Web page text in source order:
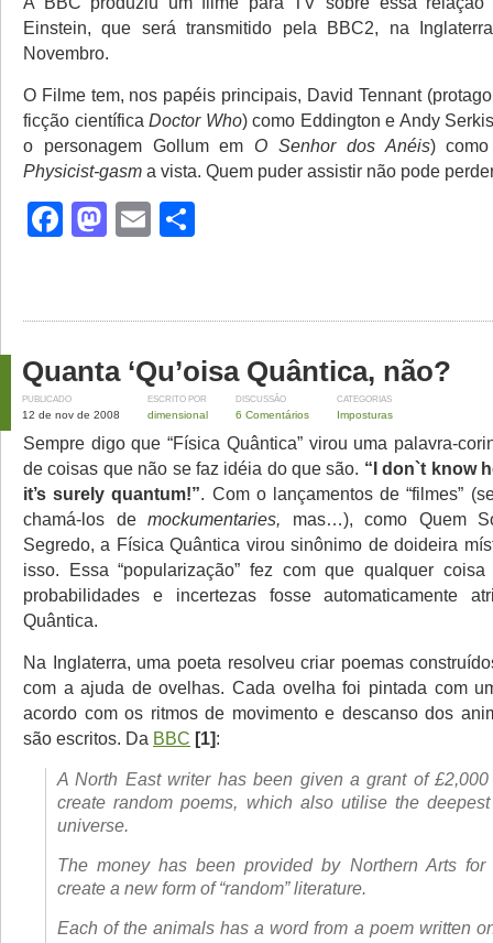
Einstein, que será transmitido pela BBC2, na
Novembro.
O Filme tem, nos papéis principais, David Tennant
ficção científica Doctor Who) como Eddington e Andy
o personagem Gollum em O Senhor dos Anéis)
Physicist-gasm a vista. Quem puder assistir não pode
Facebook
Mastodon
Email
Quanta ‘Qu’oisa Quântica, não?
PUBLICADO
12 de nov de 2008
ESCRITO POR
dimensional
DISCUSSÃO
6 Comentários
CATEGORIAS
Imposturas
Sempre digo que “Física Quântica” virou uma palavra-
de coisas que não se faz idéia do que são. “I don`t know
it’s surely quantum!”. Com o lançamentos de “filmes”
chamá-los demockumentaries, mas…), como Quem
Segredo, a Física Quântica virou sinônimo de doideira
isso. Essa “popularização” fez com que qualquer
probabilidades e incertezas fosse automaticamente
Quântica.
Na Inglaterra, uma poeta resolveu criar poemas
com a ajuda de ovelhas. Cada ovelha foi pintada com
acordo com os ritmos de movimento e descanso dos
são escritos. Da BBC [1]:
A North East writer has been given a grant of
create random poems, which also utilise the
universe.
The money has been provided by Northern Arts
create a new form of “random” literature.
Each of the animals has a word from a poem written